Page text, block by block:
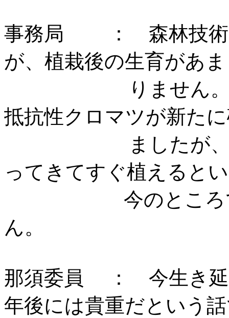
事務局 ： 森林技術
が、植栽後の生育があ
りません。また
抵抗性クロマツが新た
ましたが、種苗
ってきてすぐ植えると
今のところで
那須委員 ： 今生き延
年後には貴重だという